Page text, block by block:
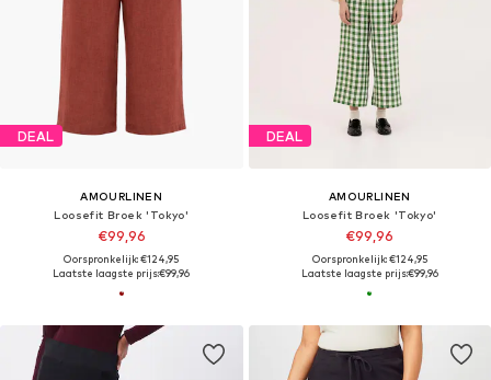
DEAL
AMOURLINEN
Loosefit Broek 'Tokyo'
€99,96
Oorspronkelijk: €124,95
Laatste laagste prijs:€99,96
DEAL
AMOURLINEN
Loosefit Broek 'Tokyo'
€99,96
Oorspronkelijk: €124,95
Laatste laagste prijs:€99,96